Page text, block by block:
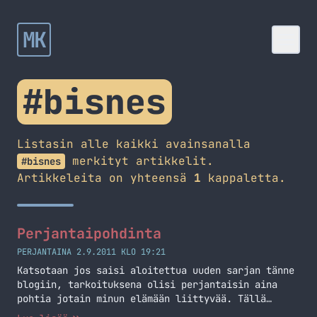
MK
#bisnes
Listasin alle kaikki avainsanalla
#bisnes
merkityt artikkelit.
Artikkeleita on yhteensä 1 kappaletta.
Perjantaipohdinta
PERJANTAINA 2.9.2011 KLO 19:21
Katsotaan jos saisi aloitettua uuden sarjan tänne
blogiin, tarkoituksena olisi perjantaisin aina
pohtia jotain minun elämään liittyvää. Tällä
kertaa tulee aika sekalainen seurakunta eri